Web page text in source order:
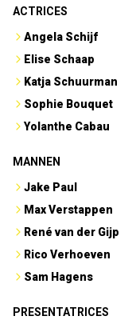
ACTRICES
Angela Schijf
Elise Schaap
Katja Schuurman
Sophie Bouquet
Yolanthe Cabau
MANNEN
Jake Paul
Max Verstappen
René van der Gijp
Rico Verhoeven
Sam Hagens
PRESENTATRICES